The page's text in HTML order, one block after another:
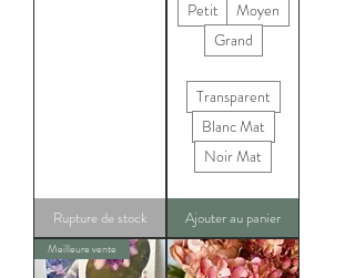
Rupture de stock
Petit
Moyen
Grand
Transparent
Blanc Mat
Noir Mat
Ajouter au panier
Meilleure vente